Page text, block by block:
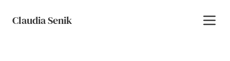
Claudia Senik